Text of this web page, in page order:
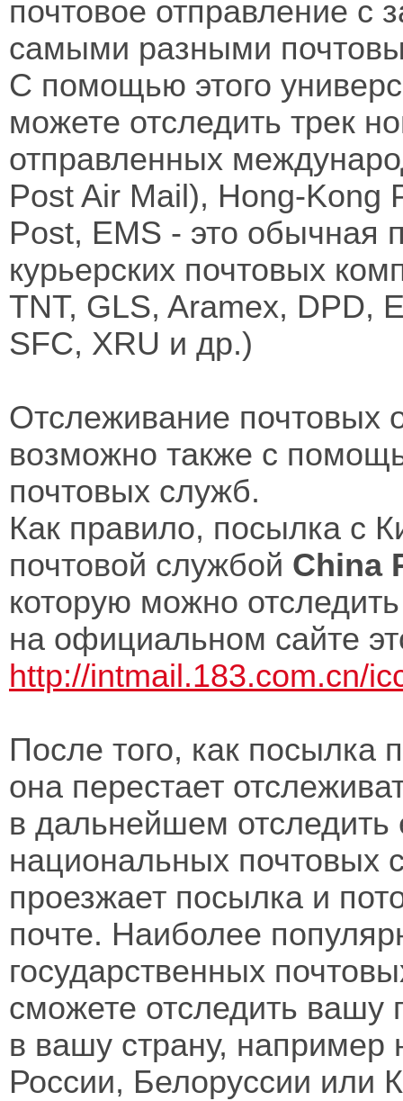
почтовое отправление с
самыми разными
С помощью этого
можете отследить трек
отправленных
Post Air Mail), Hong-Kong
Post, EMS - это обычная
курьерских почтовых
TNT, GLS, Aramex, DPD,
SFC, XRU и др.)
Отслеживание почтовых
возможно также с
почтовых служб.
Как правило, посылка с
почтовой службой China
которую можно
на официальном сайте
http://intmail.183.com.cn/
После того, как посылка
она перестает
в дальнейшем отследить
национальных почтовых
проезжает посылка и
почте. Наиболее
государственных
сможете отследить вашу
в вашу страну, например
России, Белоруссии или